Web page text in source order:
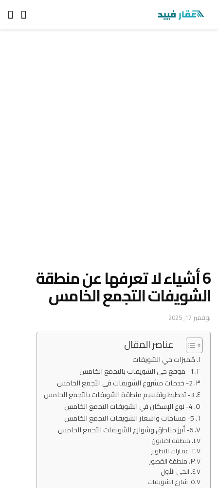
6 أشياء لا تعرفها عن منطقة
الشويفات التجمع الخامس
نوفمبر 17, 2025
عناصر المقال
مُميزات حي الشويفات
1- موقع حى الشويفات بالتجمع الخامس
2- خدمات مشروع الشويفات في التجمع الخامس
3- تخطيط وتقسيم منطقة الشويفات بالتجمع الخامس
4- نوع الإسكان في الشويفات التجمع الخامس
5- مساحات واسعار الشويفات التجمع الخامس
6- أبرز مناطق وشوارع الشويفات التجمع الخامس
منطقة اخناتون
عمارات التطوير
منطقة القصور
الحي الأول
شارع الشويفات